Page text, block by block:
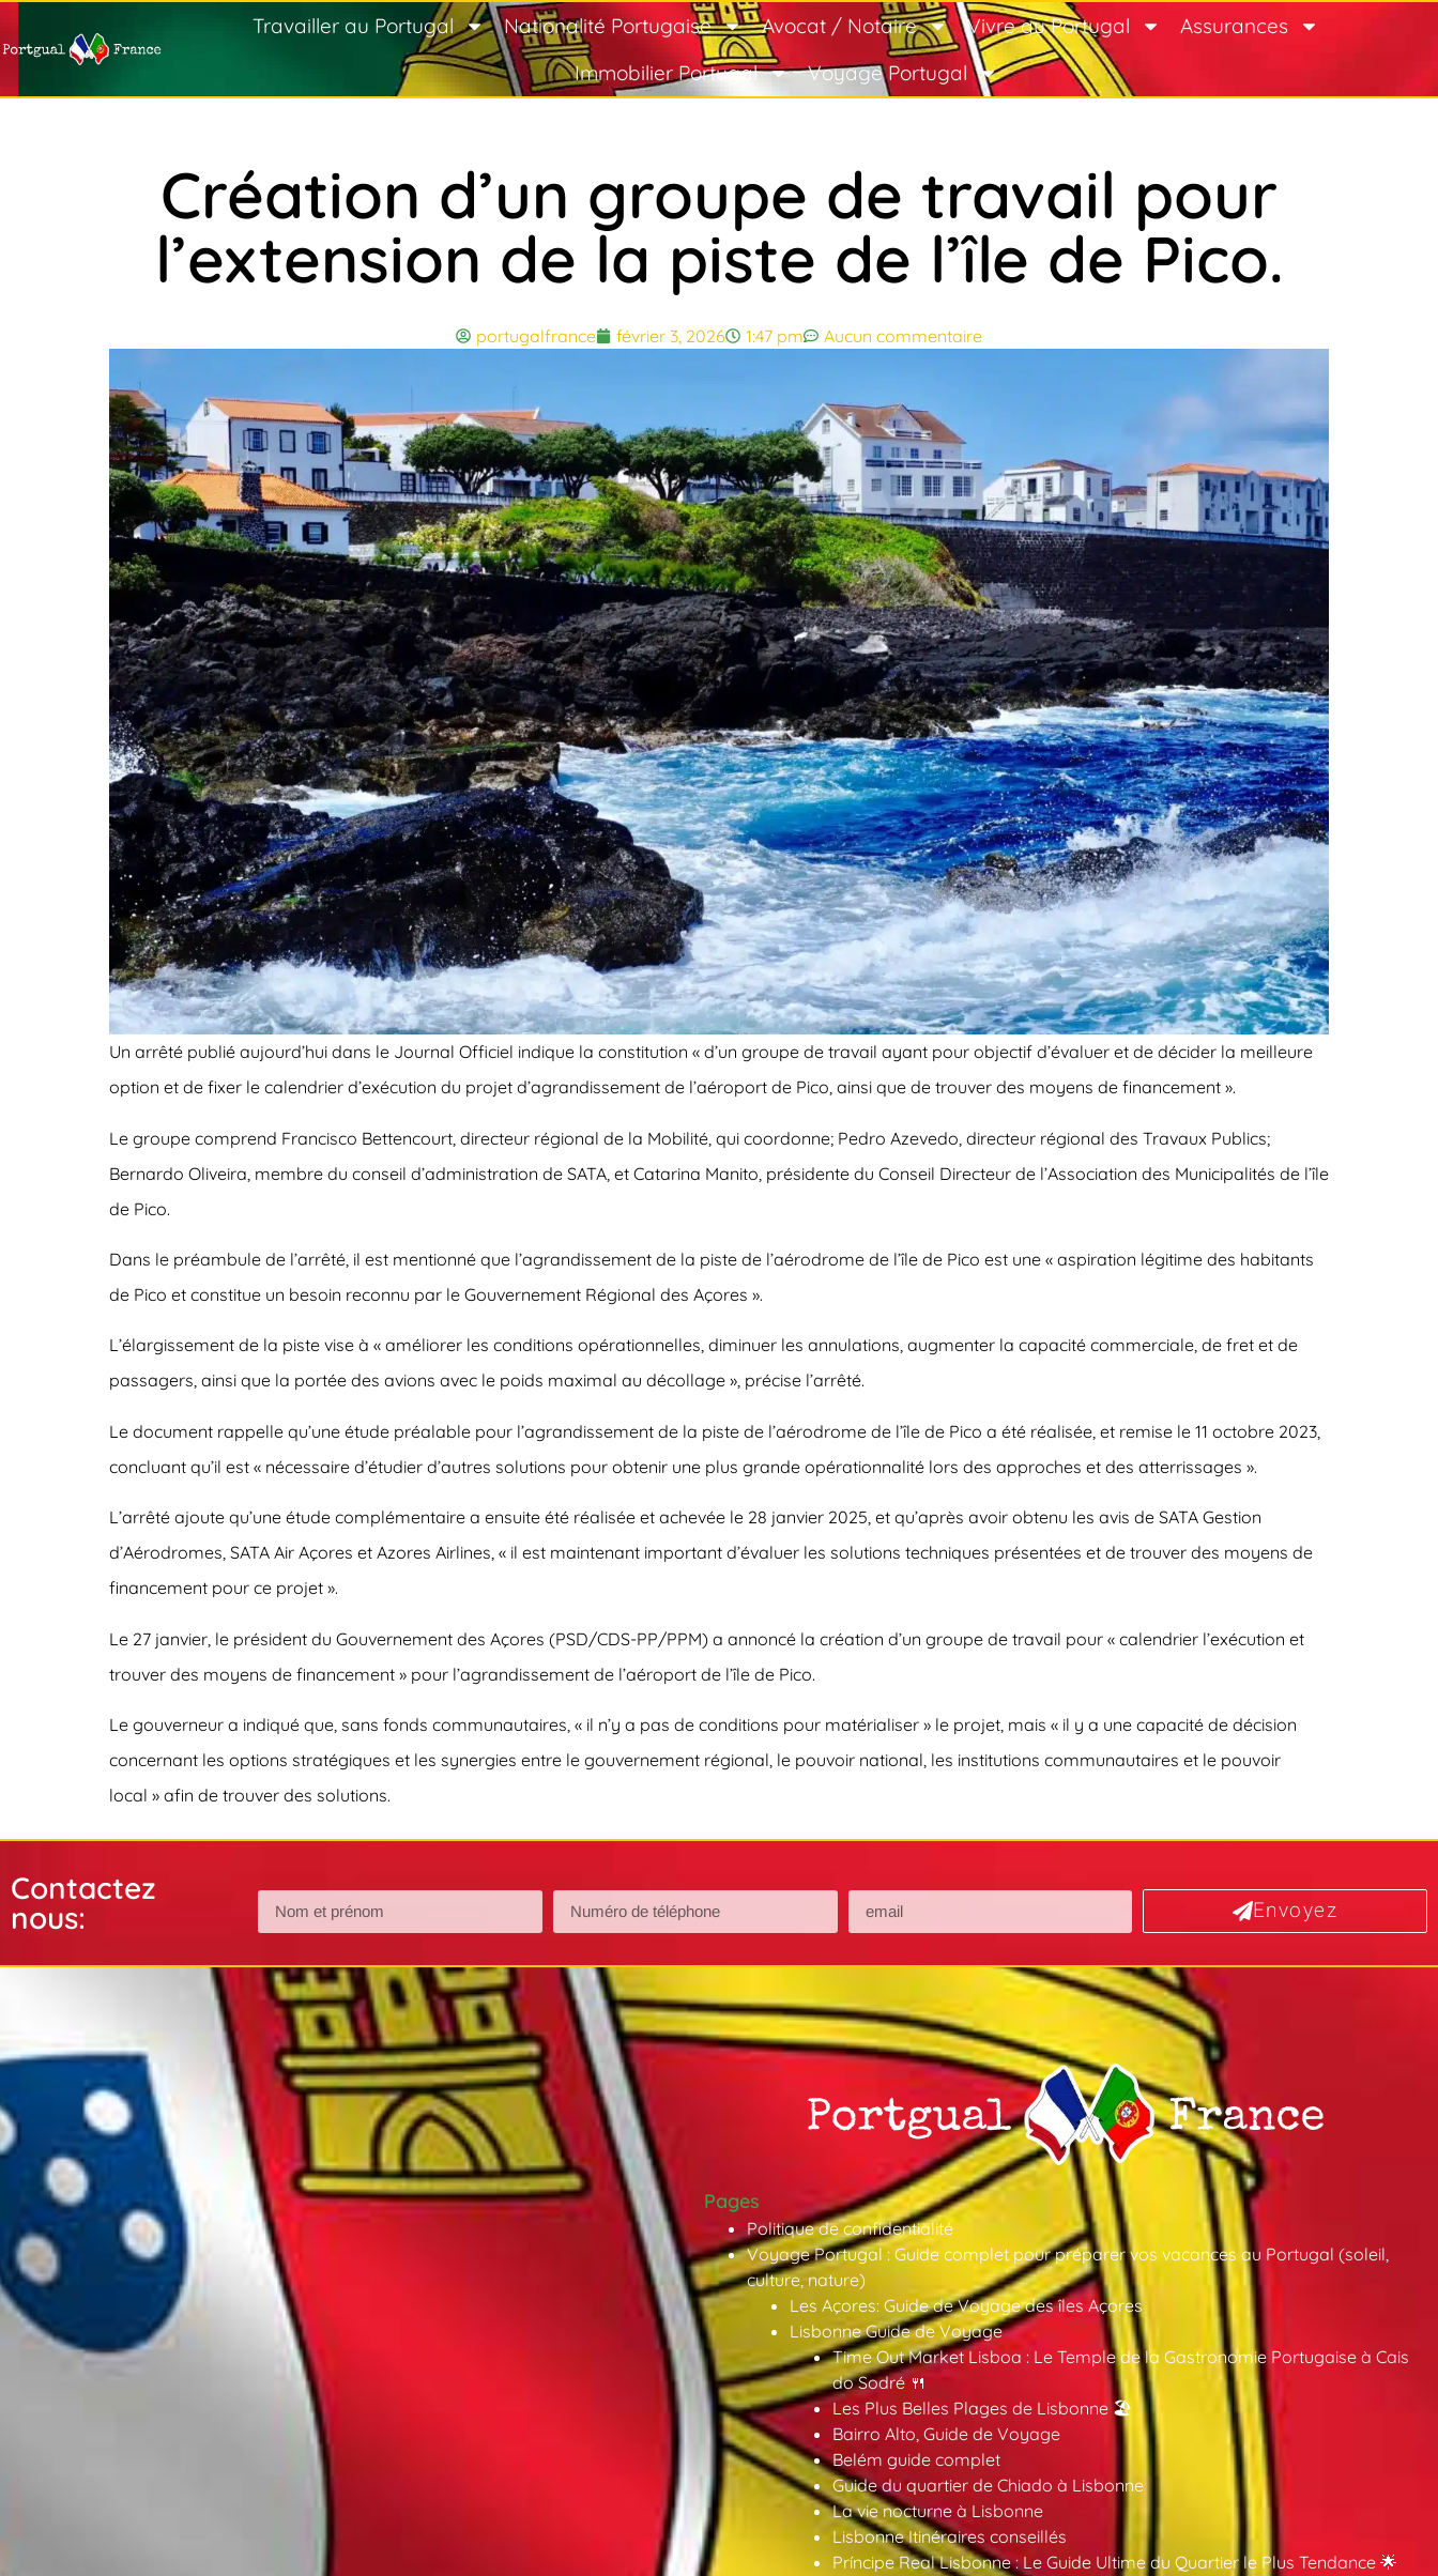
Travailler au Portugal Nationalité Portugaise Avocat / Notaire Vivre au Portugal
Assurances
Immobilier Portugal
Voyage Portugal
Création d’un groupe de travail pour
l’extension de la piste de l’île de Pico.
portugalfrance février 3, 2026 1:47 pm Aucun commentaire
Un arrêté publié aujourd’hui dans le Journal Officiel indique la constitution « d’un groupe de travail ayant pour objectif d’évaluer et de décider la meilleure
option et de fixer le calendrier d’exécution du projet d’agrandissement de l’aéroport de Pico, ainsi que de trouver des moyens de financement ».
Le groupe comprend Francisco Bettencourt, directeur régional de la Mobilité, qui coordonne; Pedro Azevedo, directeur régional des Travaux Publics;
Bernardo Oliveira, membre du conseil d’administration de SATA, et Catarina Manito, présidente du Conseil Directeur de l’Association des Municipalités de l’île
de Pico.
Dans le préambule de l’arrêté, il est mentionné que l’agrandissement de la piste de l’aérodrome de l’île de Pico est une « aspiration légitime des habitants
de Pico et constitue un besoin reconnu par le Gouvernement Régional des Açores ».
L’élargissement de la piste vise à « améliorer les conditions opérationnelles, diminuer les annulations, augmenter la capacité commerciale, de fret et de
passagers, ainsi que la portée des avions avec le poids maximal au décollage », précise l’arrêté.
Le document rappelle qu’une étude préalable pour l’agrandissement de la piste de l’aérodrome de l’île de Pico a été réalisée, et remise le 11 octobre 2023,
concluant qu’il est « nécessaire d’étudier d’autres solutions pour obtenir une plus grande opérationnalité lors des approches et des atterrissages ».
L’arrêté ajoute qu’une étude complémentaire a ensuite été réalisée et achevée le 28 janvier 2025, et qu’après avoir obtenu les avis de SATA Gestion
d’Aérodromes, SATA Air Açores et Azores Airlines, « il est maintenant important d’évaluer les solutions techniques présentées et de trouver des moyens de
financement pour ce projet ».
Le 27 janvier, le président du Gouvernement des Açores (PSD/CDS-PP/PPM) a annoncé la création d’un groupe de travail pour « calendrier l’exécution et
trouver des moyens de financement » pour l’agrandissement de l’aéroport de l’île de Pico.
Le gouverneur a indiqué que, sans fonds communautaires, « il n’y a pas de conditions pour matérialiser » le projet, mais « il y a une capacité de décision
concernant les options stratégiques et les synergies entre le gouvernement régional, le pouvoir national, les institutions communautaires et le pouvoir
local » afin de trouver des solutions.
Contactez
nous:
Envoyez
Pages
Politique de confidentialité
Voyage Portugal : Guide complet pour préparer vos vacances au Portugal (soleil,
culture, nature)
Les Açores: Guide de Voyage des îles Açores
Lisbonne Guide de Voyage
Time Out Market Lisboa : Le Temple de la Gastronomie Portugaise à Cais
do Sodré 🍴
Les Plus Belles Plages de Lisbonne 🏖️
Bairro Alto, Guide de Voyage
Belém guide complet
Guide du quartier de Chiado à Lisbonne
La vie nocturne à Lisbonne
Lisbonne Itinéraires conseillés
Príncipe Real Lisbonne : Le Guide Ultime du Quartier le Plus Tendance 🌟